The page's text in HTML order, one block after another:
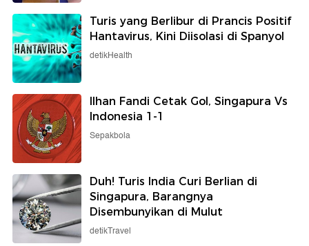
Turis yang Berlibur di Prancis Positif
Hantavirus, Kini Diisolasi di Spanyol
detikHealth
Ilhan Fandi Cetak Gol, Singapura Vs
Indonesia 1-1
Sepakbola
Duh! Turis India Curi Berlian di
Singapura, Barangnya
Disembunyikan di Mulut
detikTravel